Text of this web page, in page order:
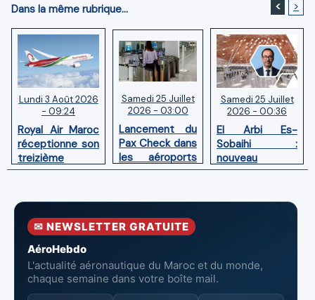
Dans la même rubrique... < >
Lundi 3 Août 2026
- 09:24
Royal Air Maroc
réceptionne son
treizième
Boeing 787
Samedi 25 Juillet
2026 - 03:00
Lancement du
Pax Check dans
les aéroports
du Maroc
Samedi 25 Juillet
2026 - 00:36
El Arbi Es-
Sobaihi :
nouveau
directeur à la
l’Aéroport
Mohammed V
✉ NEWSLETTER GRATUITE
AéroHebdo
L'actualité aéronautique du Maroc et du monde,
chaque semaine dans votre boîte mail.